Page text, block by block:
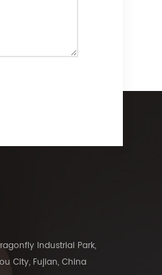
Industrial Park,
City, Fujian, China